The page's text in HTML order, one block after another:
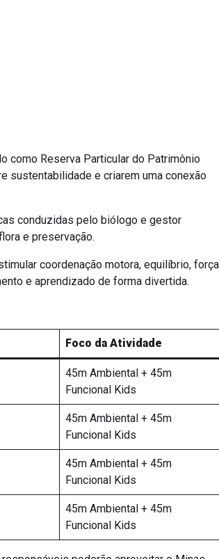
como Reserva Particular do Patrimônio
sustentabilidade e criarem uma conexão
conduzidas pelo biólogo e gestor
e preservação.
coordenação motora, equilíbrio, força
e aprendizado de forma divertida.
Foco da Atividade
45m Ambiental + 45m
Funcional Kids
45m Ambiental + 45m
Funcional Kids
45m Ambiental + 45m
Funcional Kids
45m Ambiental + 45m
Funcional Kids
poderão aproveitar o Minas